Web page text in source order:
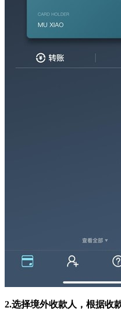
2.选择境外收款人，根据收